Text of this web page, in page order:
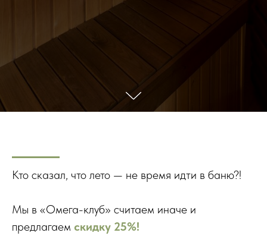
Кто сказал, что лето — не время идти в баню?!
Мы в «Омега-клуб» считаем иначе и
предлагаем скидку 25%!